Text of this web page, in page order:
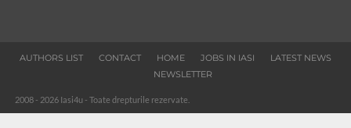
AUTHORS LIST CONTACT HOME JOBS IN IASI
LATEST NEWS
NEWSLETTER
2008 - 2026 Iasi4u - Toate drepturile rezervate.